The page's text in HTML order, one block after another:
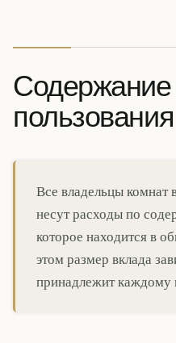
пользования
Все владельцы комнат
несут расходы по
которое находится в
этом размер вклада
принадлежит каждому